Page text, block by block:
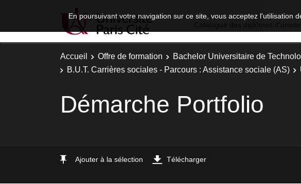
En poursuivant votre navigation sur ce site, vous acceptez l'utilisation
Accueil Offre de formation Bachelor Universitaire de
B.U.T. Carrières sociales - Parcours : Assistance sociale (AS)
Démarche Portfolio
Ajouter à la sélection Télécharger